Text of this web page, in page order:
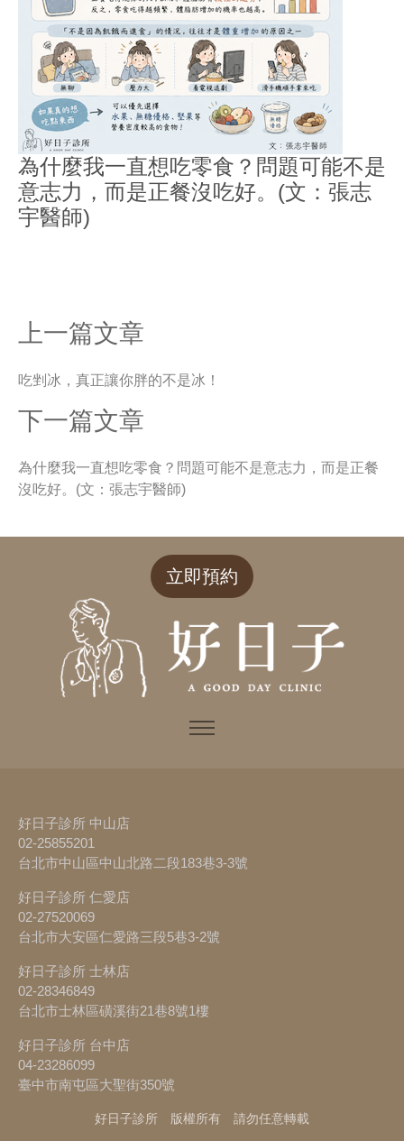
為什麼我一直想吃零食？問題可能不是
意志力，而是正餐沒吃好。(文：張志
宇醫師)
上一篇文章
吃剉冰，真正讓你胖的不是冰！
下一篇文章
為什麼我一直想吃零食？問題可能不是意志力，而是正餐
沒吃好。(文：張志宇醫師)
立即預約
好日子診所 中山店
02-25855201
台北市中山區中山北路二段183巷3-3號
好日子診所 仁愛店
02-27520069
台北市大安區仁愛路三段5巷3-2號
好日子診所 士林店
02-28346849
台北市士林區磺溪街21巷8號1樓
好日子診所 台中店
04-23286099
臺中市南屯區大聖街350號
好日子診所 版權所有 請勿任意轉載